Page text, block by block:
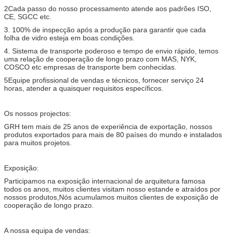
2Cada passo do nosso processamento atende aos padrões ISO,
CE, SGCC etc.
3. 100% de inspecção após a produção para garantir que cada
folha de vidro esteja em boas condições.
4. Sistema de transporte poderoso e tempo de envio rápido, temos
uma relação de cooperação de longo prazo com MAS, NYK,
COSCO etc empresas de transporte bem conhecidas.
5Equipe profissional de vendas e técnicos, fornecer serviço 24
horas, atender a quaisquer requisitos específicos.
Os nossos projectos:
GRH tem mais de 25 anos de experiência de exportação, nossos
produtos exportados para mais de 80 países do mundo e instalados
para muitos projetos.
Exposição:
Participamos na exposição internacional de arquitetura famosa
todos os anos, muitos clientes visitam nosso estande e atraídos por
nossos produtos,Nós acumulamos muitos clientes de exposição de
cooperação de longo prazo.
A nossa equipa de vendas: